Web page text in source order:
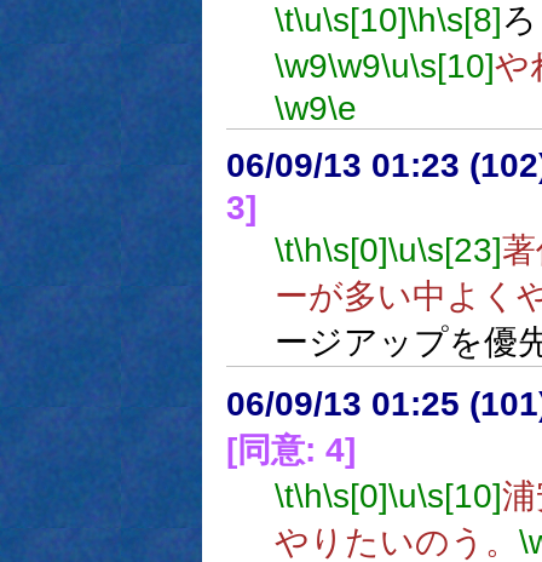
\t\u\s[10]\h\s[8]
\w9\w9\u\s[10]や
\w9\e
06/09/13 01:23
3]
\t\h\s[0]\u\s[23]
ーが多い中よく
ージアップを優
06/09/13 01:25
[同意: 4]
\t\h\s[0]\u\s[10]
やりたいのう。